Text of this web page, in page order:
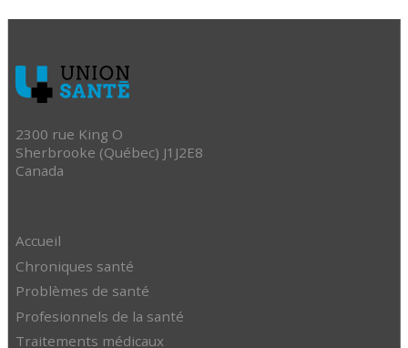
2300 rue King O
Sherbrooke (Québec) J1J2E8
Canada
Accueil
Chroniques santé
Problèmes de santé
Profesionnels de la santé
Traitements médicaux